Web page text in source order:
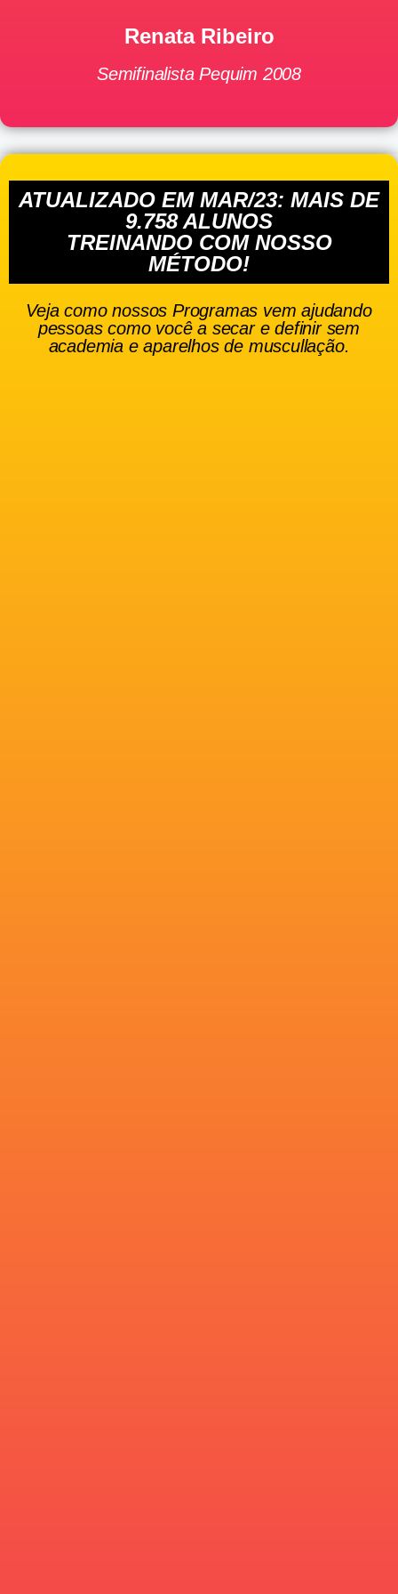
Renata Ribeiro
Semifinalista Pequim 2008
ATUALIZADO EM MAR/23: MAIS DE
9.758 ALUNOS
TREINANDO COM NOSSO
MÉTODO!
Veja como nossos Programas vem ajudando
pessoas como você a secar e definir sem
academia e aparelhos de muscullação.